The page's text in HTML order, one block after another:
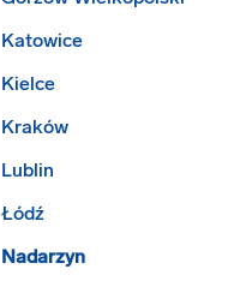
Katowice
Kielce
Kraków
Lublin
Łódź
Nadarzyn